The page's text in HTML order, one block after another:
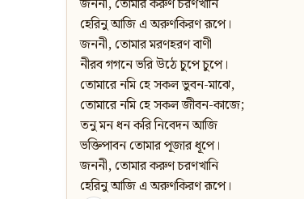
জননী, তোমার করুণ চরণখানি
হেরিনু আজি এ অরুণকিরণ রূপে।
জননী, তোমার মরণহরণ বাণী
নীরব গগনে ভরি উঠে চুপে চুপে।
তোমারে নমি হে সকল ভুবন-মাঝে,
তোমারে নমি হে সকল জীবন-কাজে;
তনু মন ধন করি নিবেদন আজি
ভক্তিপাবন তোমার পূজার ধূপে।
জননী, তোমার করুণ চরণখানি
হেরিনু আজি এ অরুণকিরণ রূপে।